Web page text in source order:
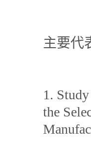
主要代
1.
the